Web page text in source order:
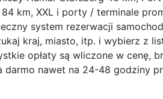
km, XXL i porty / terminale
system rezerwacji
kraj, miasto, itp. i wybierz z
opłaty są wliczone w cenę,
darmo nawet na 24-48 godziny